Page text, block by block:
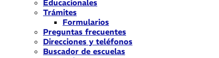
Educacionales
Trámites
Formularios
Preguntas frecuentes
Direcciones y teléfonos
Buscador de escuelas